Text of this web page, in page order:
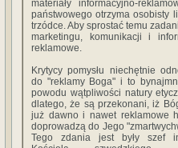
materiały informacyjno-
państwowego otrzyma osobisty
trzódce. Aby sprostać temu
marketingu, komunikacji i
reklamowe.
Krytycy pomysłu niechętnie
do "reklamy Boga" i to
powodu wątpliwości natury
dlatego, że są przekonani, iż
już dawno i nawet reklamowe
doprowadzą do Jego
Tego zdania jest były szef